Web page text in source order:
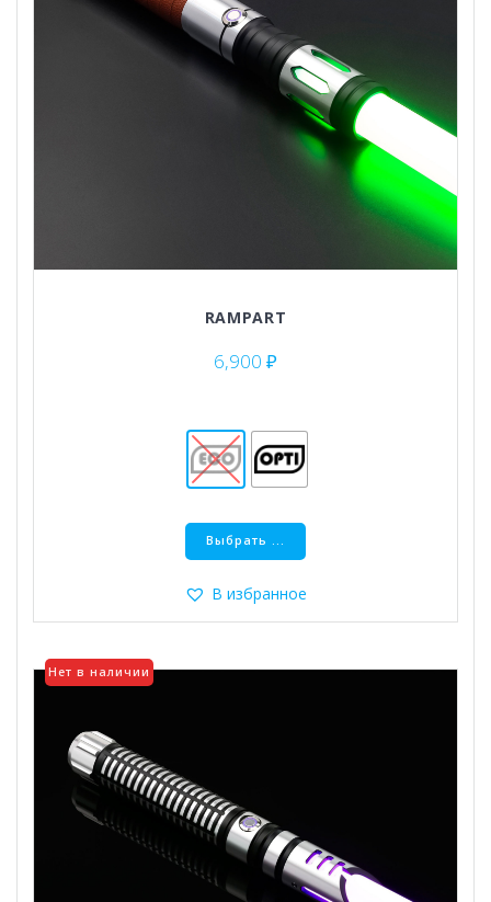
RAMPART
6,900 ₽
Выбрать ...
Этот
несколько
В избранное
Нет в наличии